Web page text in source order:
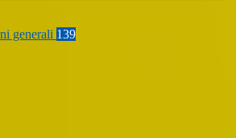
generali 139